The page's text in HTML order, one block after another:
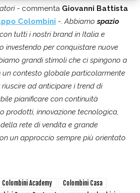
- commenta Giovanni Battista
Colombini -.Abbiamospazio
con tutti i nostri brand in Italia e
investendo per conquistare nuove
grandi stimoli che ci spingono a
un contesto globale particolarmente
ad anticipare i trend di
pianificare con continuità
prodotti, innovazione tecnologica,
rete di vendita e grande
un approccio sempre più orientato
Colombini Academy
Colombini Casa